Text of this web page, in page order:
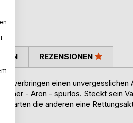
verbringen einen unvergesslichen
- Aron - spurlos. Steckt sein
starten die anderen eine
REZENSIONEN